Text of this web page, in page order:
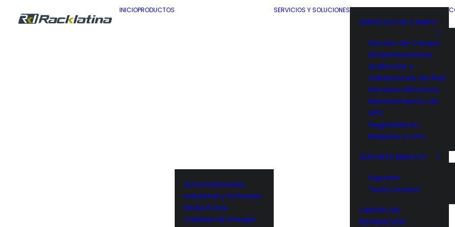
INICIOPRODUCTOS
Automatización
Industrial y Software
Reductores
Calidad de Energía
SERVICIOS Y SOLUCIONES
SERVICIOS DE CAMPO
Servicio de Campo
Modernizaciones
Auditorías y
Validaciones de Red
Servicios Eléctricos
Mantenimiento de
UPS
Seguridad en
Maquina y Loto
SOPORTE REMOTO
Soporte
TechConnect
CENTRO DE
REPARACIÓN